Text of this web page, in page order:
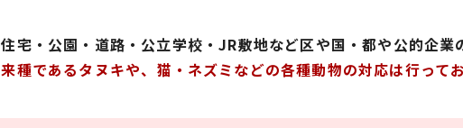
宅・公園・道路・公立学校・JR敷地など区や国・都や公的企
種であるタヌキや、猫・ネズミなどの各種動物の対応は行ってお